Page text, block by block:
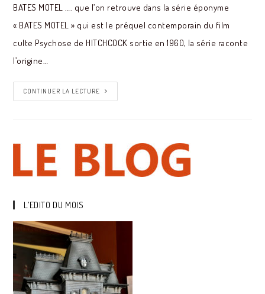
BATES MOTEL …. que l’on retrouve dans la série éponyme
« BATES MOTEL » qui est le préquel contemporain du film
culte Psychose de HITCHCOCK sortie en 1960, la série raconte
l’origine…
CONTINUER LA LECTURE
L’EDITO DU MOIS